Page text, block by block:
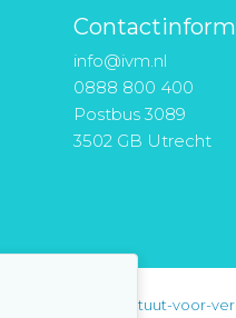
info@ivm.nl
0888 800 400
Postbus 3089
3502 GB Utrecht
instituut-voor-